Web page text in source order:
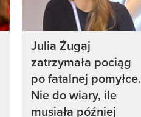
Julia Żugaj
zatrzymała pociąg
po fatalnej pomyłce.
Nie do wiary, ile
musiała później